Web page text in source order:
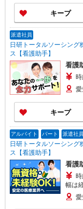
キープ
派遣社員
日研トータルソーシン
ス【看護助手】
看護
キープ
アルバイト パート 派遣社員
日研トータルソーシン
ス【看護助手】
看護
時
幅は